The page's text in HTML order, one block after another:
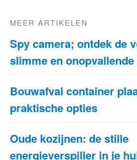
MEER ARTIKELEN
Spy camera; ontdek de
slimme en
Bouwafval container
praktische opties
Oude kozijnen: de stille
energieverspiller in je